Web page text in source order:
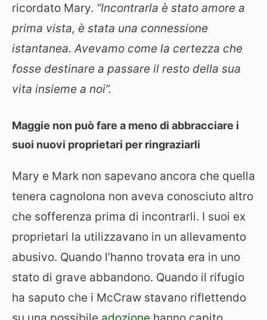
ricordato Mary. “Incontrarla è stato amore a
prima vista, è stata una connessione
istantanea. Avevamo come la certezza che
fosse destinare a passare il resto della sua
vita insieme a noi”.
Maggie non può fare a meno di abbracciare i
suoi nuovi proprietari per ringraziarli
Mary e Mark non sapevano ancora che quella
tenera cagnolona non aveva conosciuto altro
che sofferenza prima di incontrarli. I suoi ex
proprietari la utilizzavano in un allevamento
abusivo. Quando l’hanno trovata era in uno
stato di grave abbandono. Quando il rifugio
ha saputo che i McCraw stavano riflettendo